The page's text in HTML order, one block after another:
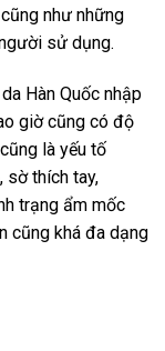
như những
sử dụng.
Hàn Quốc nhập
giờ cũng có độ
là yếu tố
sờ thích tay,
trạng ẩm mốc
cũng khá đa dạng